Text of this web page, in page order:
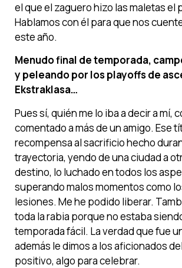
el que el zaguero hizo las maletas el
Hablamos con él para que nos
este año.
Menudo final de temporada,
y peleando por los playoffs de
Ekstraklasa…
Pues sí, quién me lo iba a decir a mí,
comentado a más de un amigo. Ese
recompensa al sacrificio hecho
trayectoria, yendo de una ciudad a
destino, lo luchado en todos los
superando malos momentos como
lesiones. Me he podido liberar.
toda la rabia porque no estaba
temporada fácil. La verdad que fue
además le dimos a los aficionados
positivo, algo para celebrar.